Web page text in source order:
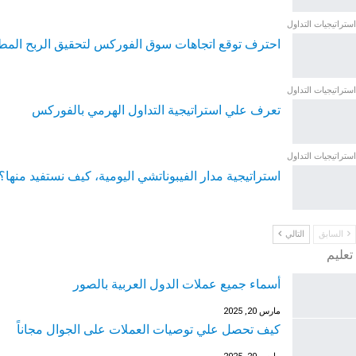
استراتيجيات التداول
احترف توقع اتجاهات سوق الفوركس لتحقيق الربح
استراتيجيات التداول
تعرف علي استراتيجية التداول الهرمي بالفوركس
استراتيجيات التداول
استراتيجية مدار الفيبوناتشي اليومية، كيف نستفيد
السابق التالي
تعليم
أسماء جميع عملات الدول العربية بالصور
مارس 20, 2025
كيف تحصل علي توصيات العملات على الجوال مجاناً